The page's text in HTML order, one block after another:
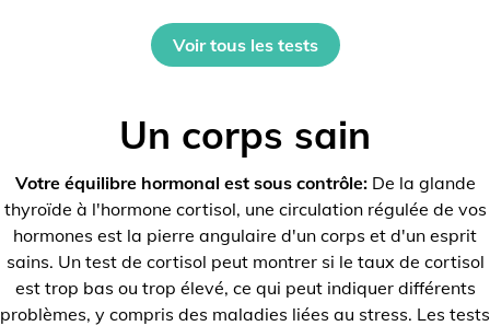
Voir tous les tests
Un corps sain
Votre équilibre hormonal est sous contrôle:De la glande
thyroïde à l'hormone cortisol, une circulation régulée de vos
hormones est la pierre angulaire d'un corps et d'un esprit
sains. Un test de cortisol peut montrer si le taux de cortisol
est trop bas ou trop élevé, ce qui peut indiquer différents
problèmes, y compris des maladies liées au stress. Les tests